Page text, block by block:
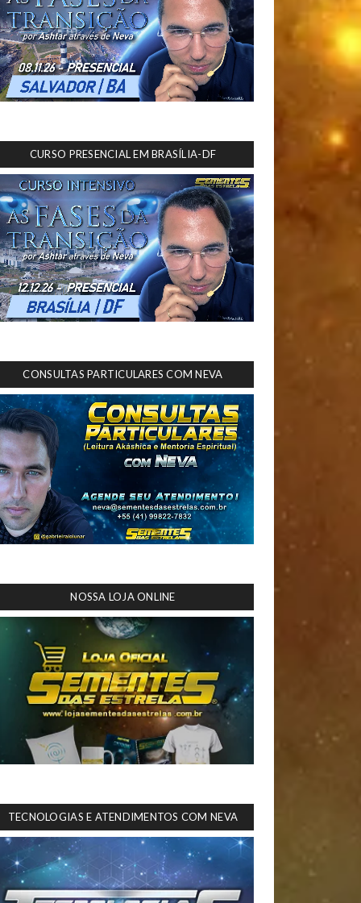
CURSO PRESENCIAL EM BRASÍLIA-DF
CONSULTAS PARTICULARES COM NEVA
NOSSA LOJA ONLINE
TECNOLOGIAS E ATENDIMENTOS COM NEVA